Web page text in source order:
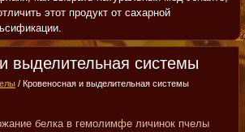
этот продукт от сахарной
выделительная системы
/ Кровеносная и выделительная системы
белка в гемолимфе личинок пчелы